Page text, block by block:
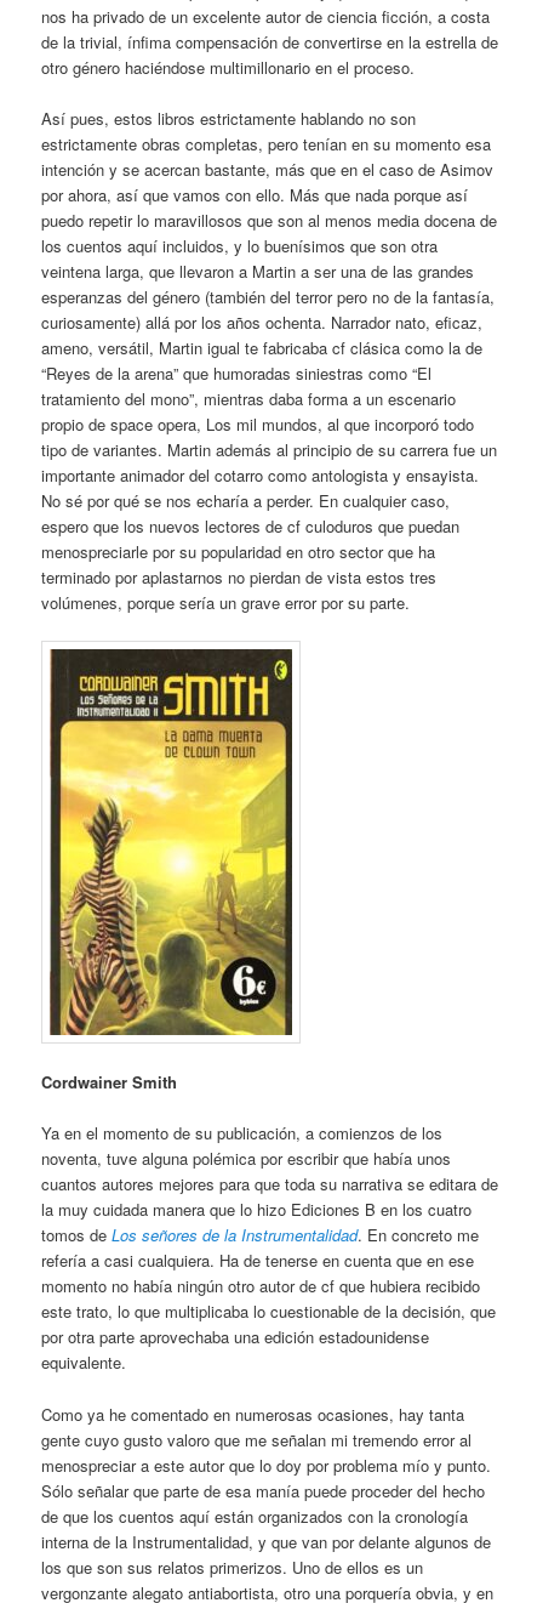
nos ha privado de un excelente autor de ciencia ficción, a costa
de la trivial, ínfima compensación de convertirse en la estrella de
otro género haciéndose multimillonario en el proceso.
Así pues, estos libros estrictamente hablando no son
estrictamente obras completas, pero tenían en su momento esa
intención y se acercan bastante, más que en el caso de Asimov
por ahora, así que vamos con ello. Más que nada porque así
puedo repetir lo maravillosos que son al menos media docena de
los cuentos aquí incluidos, y lo buenísimos que son otra
veintena larga, que llevaron a Martin a ser una de las grandes
esperanzas del género (también del terror pero no de la fantasía,
curiosamente) allá por los años ochenta. Narrador nato, eficaz,
ameno, versátil, Martin igual te fabricaba cf clásica como la de
“Reyes de la arena” que humoradas siniestras como “El
tratamiento del mono”, mientras daba forma a un escenario
propio de space opera, Los mil mundos, al que incorporó todo
tipo de variantes. Martin además al principio de su carrera fue un
importante animador del cotarro como antologista y ensayista.
No sé por qué se nos echaría a perder. En cualquier caso,
espero que los nuevos lectores de cf culoduros que puedan
menospreciarle por su popularidad en otro sector que ha
terminado por aplastarnos no pierdan de vista estos tres
volúmenes, porque sería un grave error por su parte.
Cordwainer Smith
Ya en el momento de su publicación, a comienzos de los
noventa, tuve alguna polémica por escribir que había unos
cuantos autores mejores para que toda su narrativa se editara de
la muy cuidada manera que lo hizo Ediciones B en los cuatro
tomos deLos señores de la Instrumentalidad. En concreto me
refería a casi cualquiera. Ha de tenerse en cuenta que en ese
momento no había ningún otro autor de cf que hubiera recibido
este trato, lo que multiplicaba lo cuestionable de la decisión, que
por otra parte aprovechaba una edición estadounidense
equivalente.
Como ya he comentado en numerosas ocasiones, hay tanta
gente cuyo gusto valoro que me señalan mi tremendo error al
menospreciar a este autor que lo doy por problema mío y punto.
Sólo señalar que parte de esa manía puede proceder del hecho
de que los cuentos aquí están organizados con la cronología
interna de la Instrumentalidad, y que van por delante algunos de
los que son sus relatos primerizos. Uno de ellos es un
vergonzante alegato antiabortista, otro una porquería obvia, y en